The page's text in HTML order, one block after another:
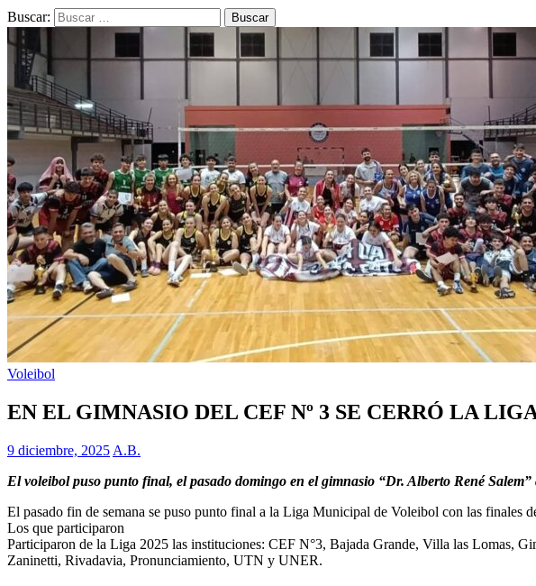
Buscar:
Voleibol
EN EL GIMNASIO DEL CEF Nº 3 SE CERRÓ LA
9 diciembre, 2025 A.B.
El voleibol puso punto final, el pasado domingo en el gimnasio “Dr. Alberto René
El pasado fin de semana se puso punto final a la Liga Municipal de Voleibol con las finales
Los que participaron
Participaron de la Liga 2025 las instituciones: CEF N°3, Bajada Grande, Villa las Lomas,
Zaninetti, Rivadavia, Pronunciamiento, UTN y UNER.